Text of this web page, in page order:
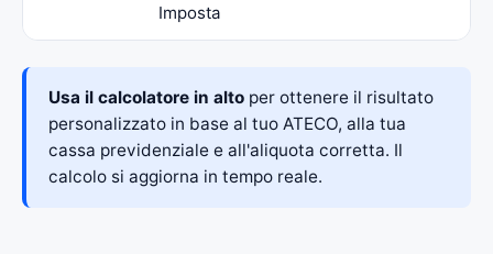
Imposta
Usa il calcolatore in alto per ottenere il risultato
personalizzato in base al tuo ATECO, alla tua
cassa previdenziale e all'aliquota corretta. Il
calcolo si aggiorna in tempo reale.